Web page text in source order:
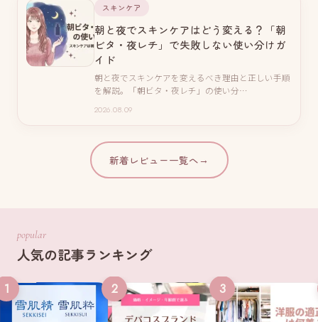
スキンケア
朝と夜でスキンケアはどう変える？「朝
ビタ・夜レチ」で失敗しない使い分けガ
イド
朝と夜でスキンケアを変えるべき理由と正しい手順
を解説。「朝ビタ・夜レチ」の使い分…
2026.08.09
新着レビュー一覧へ →
popular
人気の記事ランキング
1 2 3